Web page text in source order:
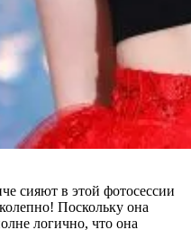
сияют в этой фотосессии
Поскольку она
логично, что она